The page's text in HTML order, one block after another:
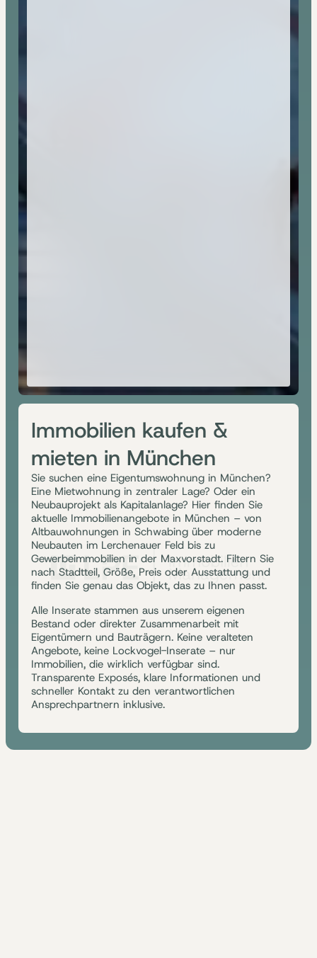
Immobilien kaufen &
mieten in München
Sie suchen eine Eigentumswohnung in München?
Eine Mietwohnung in zentraler Lage? Oder ein
Neubauprojekt als Kapitalanlage? Hier finden Sie
aktuelle Immobilienangebote in München – von
Altbauwohnungen in Schwabing über moderne
Neubauten im Lerchenauer Feld bis zu
Gewerbeimmobilien in der Maxvorstadt. Filtern Sie
nach Stadtteil, Größe, Preis oder Ausstattung und
finden Sie genau das Objekt, das zu Ihnen passt.
Alle Inserate stammen aus unserem eigenen
Bestand oder direkter Zusammenarbeit mit
Eigentümern und Bauträgern. Keine veralteten
Angebote, keine Lockvogel-Inserate – nur
Immobilien, die wirklich verfügbar sind.
Transparente Exposés, klare Informationen und
schneller Kontakt zu den verantwortlichen
Ansprechpartnern inklusive.